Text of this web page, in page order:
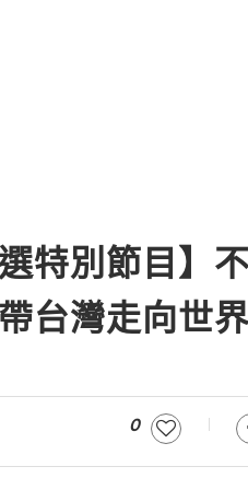
選特別節目
台灣走向世
0